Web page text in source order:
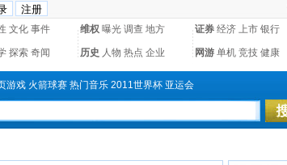
文化 事件 维权 曝光 调查 地方 证券 经济 上市 银行
探索 奇闻 历史 人物 热点 企业 网游 单机 竞技 健康
游戏 火箭球赛 热门音乐 2011世界杯 亚运会